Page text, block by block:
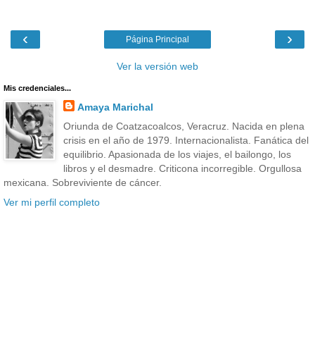
‹ ›
Página Principal
Ver la versión web
Mis credenciales...
Amaya Marichal
Oriunda de Coatzacoalcos, Veracruz. Nacida en plena
crisis en el año de 1979. Internacionalista. Fanática del
equilibrio. Apasionada de los viajes, el bailongo, los
libros y el desmadre. Criticona incorregible. Orgullosa
mexicana. Sobreviviente de cáncer.
Ver mi perfil completo